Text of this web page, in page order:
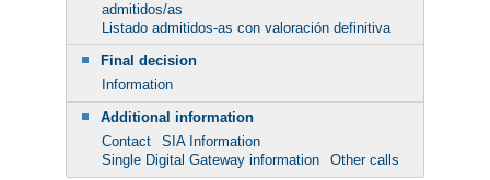
admitidos/as
Listado admitidos-as con valoración definitiva
Final decision
Information
Additional information
Contact
SIA Information
Single Digital Gateway information
Other calls